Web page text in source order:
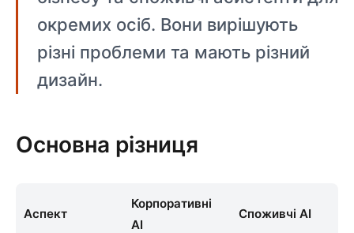
окремих осіб. Вони вирішують
різні проблеми та мають різний
дизайн.
Основна різниця
Аспект
Корпоративні
AI
Споживчі AI